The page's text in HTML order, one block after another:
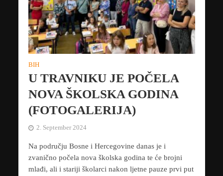
BIH
U TRAVNIKU JE POČELA
NOVA ŠKOLSKA GODINA
(FOTOGALERIJA)
2. September 2024
Na području Bosne i Hercegovine danas je i
zvanično počela nova školska godina te će brojni
mlađi, ali i stariji školarci nakon ljetne pauze prvi put